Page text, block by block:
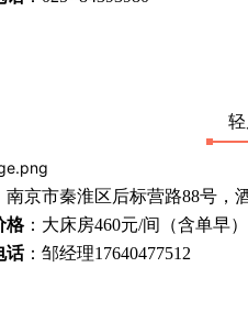
南京市秦淮区后标营路88号，
格：大床房460元/间（含单早
话：邹经理17640477512